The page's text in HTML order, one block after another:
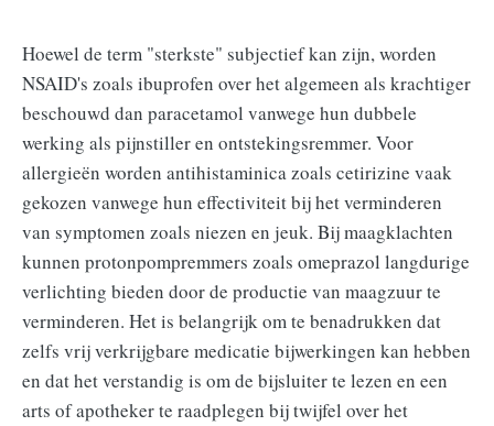
Hoewel de term "sterkste" subjectief kan zijn, worden
NSAID's zoals ibuprofen over het algemeen als krachtiger
beschouwd dan paracetamol vanwege hun dubbele
werking als pijnstiller en ontstekingsremmer. Voor
allergieën worden antihistaminica zoals cetirizine vaak
gekozen vanwege hun effectiviteit bij het verminderen
van symptomen zoals niezen en jeuk. Bij maagklachten
kunnen protonpompremmers zoals omeprazol langdurige
verlichting bieden door de productie van maagzuur te
verminderen. Het is belangrijk om te benadrukken dat
zelfs vrij verkrijgbare medicatie bijwerkingen kan hebben
en dat het verstandig is om de bijsluiter te lezen en een
arts of apotheker te raadplegen bij twijfel over het